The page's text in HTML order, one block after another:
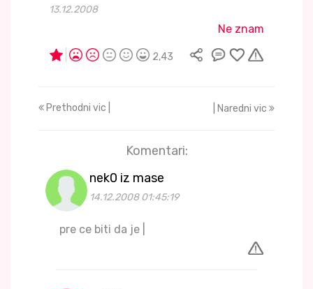
13.12.2008
Ne znam
2,43
Prethodni vic | | Naredni vic
Komentari:
nek0 iz mase
14.12.2008 01:45:19
pre ce biti da je |